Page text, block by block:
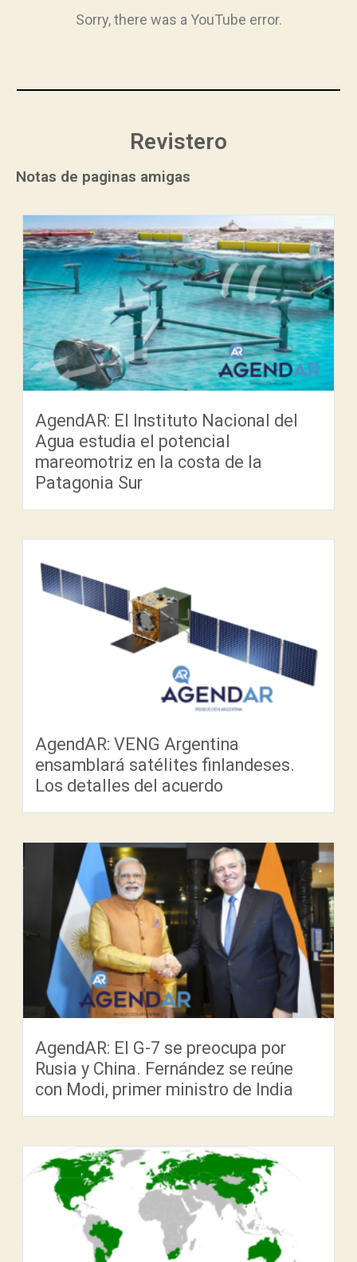
Sorry, there was a YouTube error.
Revistero
Notas de paginas amigas
AgendAR: El Instituto Nacional del
Agua estudia el potencial
mareomotriz en la costa de la
Patagonia Sur
AgendAR: VENG Argentina
ensamblará satélites finlandeses.
Los detalles del acuerdo
AgendAR: El G-7 se preocupa por
Rusia y China. Fernández se reúne
con Modi, primer ministro de India